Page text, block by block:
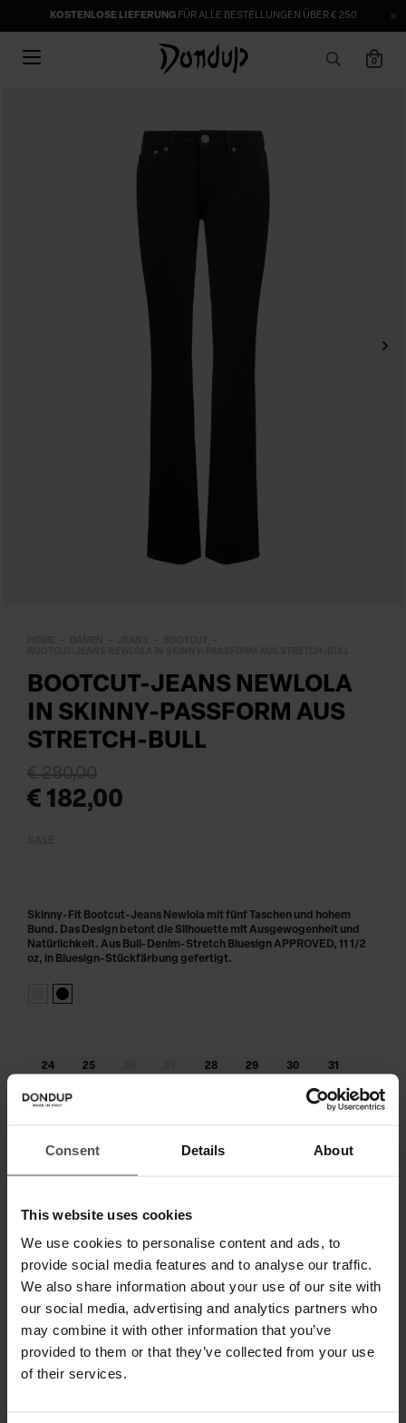
Consent Details About
This website uses cookies
We use cookies to personalise content and ads, to
provide social media features and to analyse our traffic.
We also share information about your use of our site with
our social media, advertising and analytics partners who
may combine it with other information that you’ve
provided to them or that they’ve collected from your use
of their services.
KOSTENLOSE LIEFERUNGFÜR ALLE BESTELLUNGEN ÜBER € 250
0
BOOTCUT-JEANS NEWLOLA
IN SKINNY-PASSFORM AUS
STRETCH-BULL
€ 182,00
€ 280,00
24 25 28 29 30 31
32
verfügbar
Zahlen Sie in 3 oder 4 Raten ohne Zinsen
Skinny-Fit Bootcut-Jeans Newlola mit fünf Taschen und hohem
Bund. Das Design betont die Silhouette mit Ausgewogenheit und
Natürlichkeit. Aus Bull-Denim-Stretch Bluesign APPROVED, 11 1/2
oz, in Bluesign-Stückfärbung gefertigt.
VERSAND UND RETOUREN
TECHNISCHE SPEZIFIKATIONEN